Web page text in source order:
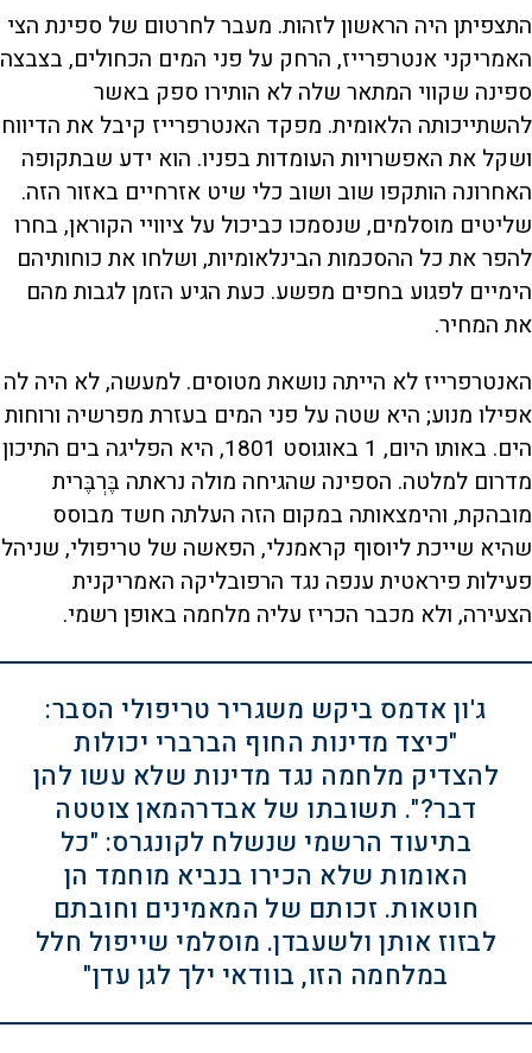
התצפיתן היה הראשון לזהות. מעבר לחרטום של ספינת הצי
האמריקני אנטרפרייז, הרחק על פני המים הכחולים, בצבצה
ספינה שקווי המתאר שלה לא הותירו ספק באשר
להשתייכותה הלאומית. מפקד האנטרפרייז קיבל את הדיווח
ושקל את האפשרויות העומדות בפניו. הוא ידע שבתקופה
האחרונה הותקפו שוב ושוב כלי שיט אזרחיים באזור הזה.
שליטים מוסלמים, שנסמכו כביכול על ציוויי הקוראן, בחרו
להפר את כל ההסכמות הבינלאומיות, ושלחו את כוחותיהם
הימיים לפגוע בחפים מפשע. כעת הגיע הזמן לגבות מהם
את המחיר.
האנטרפרייז לא הייתה נושאת מטוסים. למעשה, לא היה לה
אפילו מנוע; היא שטה על פני המים בעזרת מפרשיה ורוחות
הים. באותו היום, 1 באוגוסט 1801, היא הפליגה בים התיכון
מדרום למלטה. הספינה שהגיחה מולה נראתה בֶּרְבֶּרית
מובהקת, והימצאותה במקום הזה העלתה חשד מבוסס
שהיא שייכת ליוסוף קראמנלי, הפאשה של טריפולי, שניהל
פעילות פיראטית ענפה נגד הרפובליקה האמריקנית
הצעירה, ולא מכבר הכריז עליה מלחמה באופן רשמי.
ג'ון אדמס ביקש משגריר טריפולי הסבר:
"כיצד מדינות החוף הברברי יכולות
להצדיק מלחמה נגד מדינות שלא עשו להן
דבר?". תשובתו של אבדרהמאן צוטטה
בתיעוד הרשמי שנשלח לקונגרס: "כל
האומות שלא הכירו בנביא מוחמד הן
חוטאות. זכותם של המאמינים וחובתם
לבזוז אותן ולשעבדן. מוסלמי שייפול חלל
במלחמה הזו, בוודאי ילך לגן עדן"